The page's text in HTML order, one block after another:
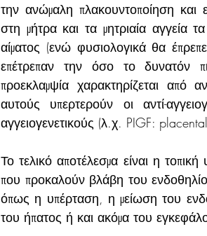
την ανώμαλη πλακουντοποίηση
στη μήτρα και τα μητριαία αγγεία
αίματος (ενώ φυσιολογικά θα
επέτρεπαν την όσο το δυνατόν
προεκλαμψία χαρακτηρίζεται από
αυτούς υπερτερούν οι αντί-
αγγειογενετικούς (λ.χ. PIGF:
Το τελικό αποτέλεσμα είναι η
που προκαλούν βλάβη του
όπως η υπέρταση, η μείωση του
του ήπατος ή και ακόμα του